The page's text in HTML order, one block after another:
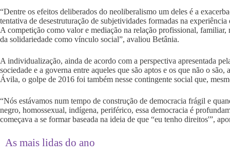
“Dentre os efeitos deliberados do neoliberalismo um deles é a
tentativa de desestruturação de subjetividades formadas na
A competição como valor e mediação na relação profissional,
da solidariedade como vínculo social”, avaliou Betânia.
A individualização, ainda de acordo com a perspectiva apresentada
sociedade e a governa entre aqueles que são aptos e os que não o
Ávila, o golpe de 2016 foi também nesse contingente social que,
“Nós estávamos num tempo de construção de democracia frágil e
negro, homossexual, indígena, periférico, essa democracia é
começava a se formar baseada na ideia de que “eu tenho direitos'”,
As mais lidas do ano